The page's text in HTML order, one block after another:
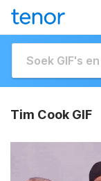
Tim Cook GIF